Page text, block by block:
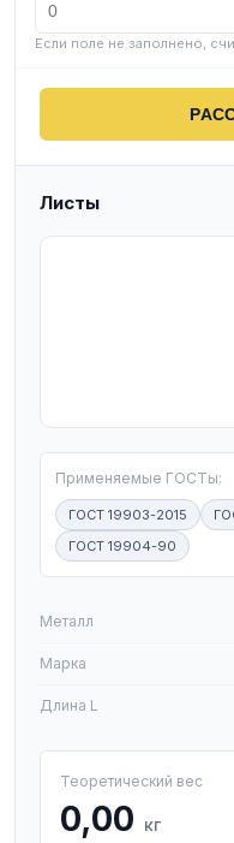
Если поле не заполнено,
Листы
Применяемые ГОСТы:
ГОСТ 19903-2015
ГОСТ 19904-90
Металл
Марка
Длина L
Теоретический вес
0,00 кг